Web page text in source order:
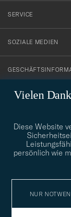
Vielen
Diese Website
persönlich wie
NUR
nyhetsbrev!
SERVICE
SOZIALE MEDIEN
Benötigen Sie
Wenden Sie sich
STILBERATUNG